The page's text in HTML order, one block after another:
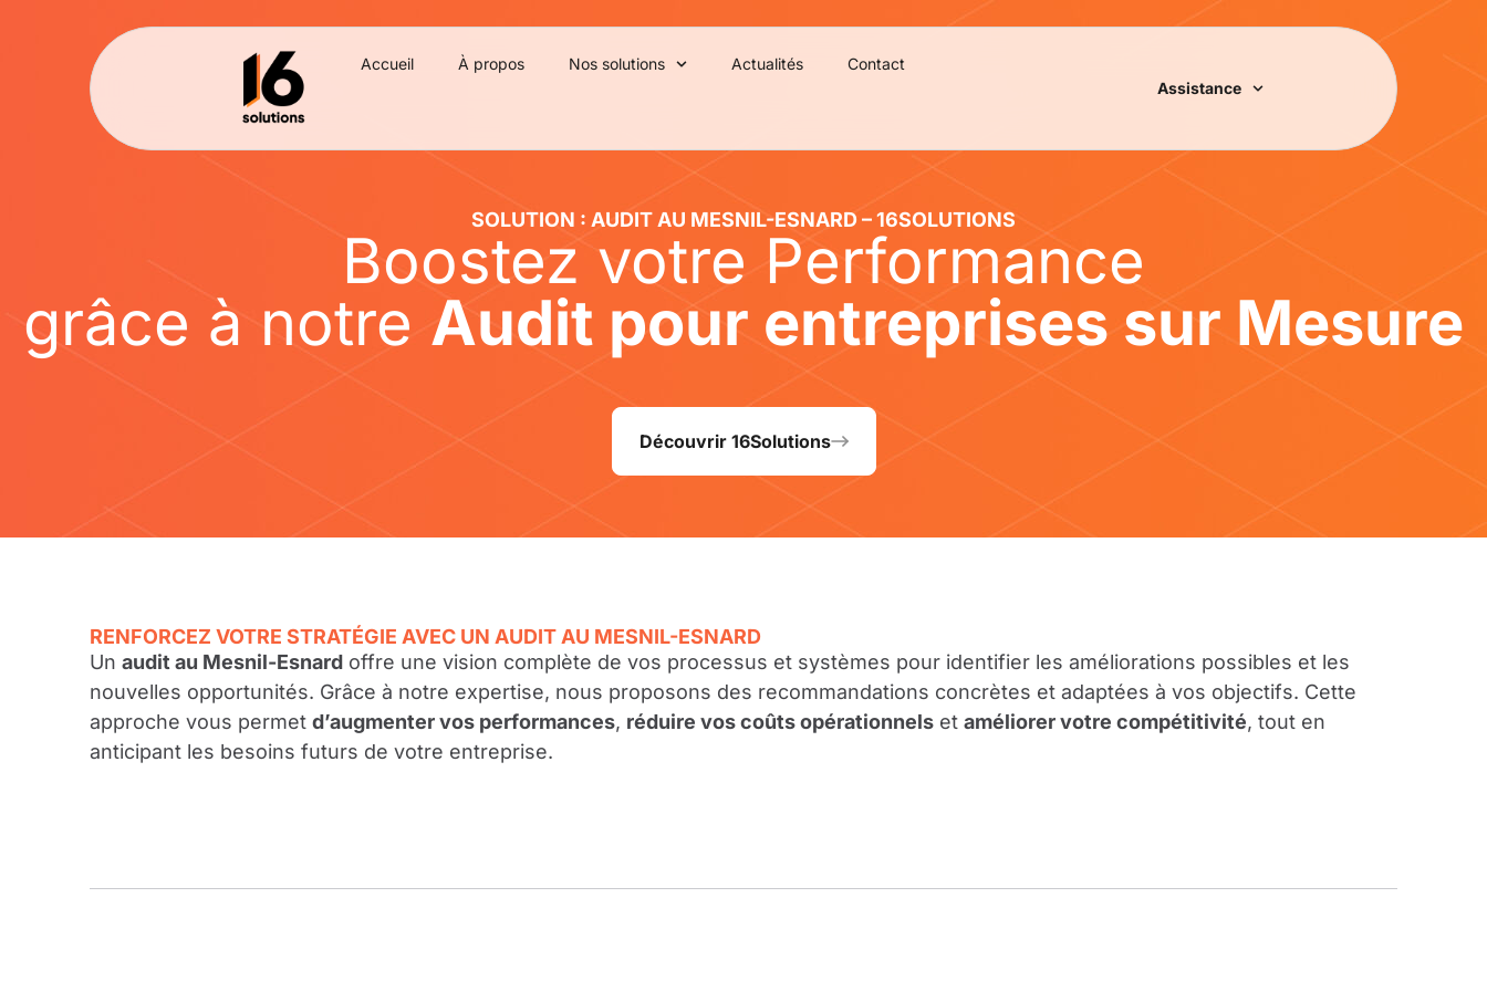
Accueil À propos Nos solutions Actualités
Contact
Assistance
SOLUTION : AUDIT AU MESNIL-ESNARD – 16SOLUTIONS
Boostez votre Performance
grâce à notreAudit pour entreprises sur Mesure
Découvrir 16Solutions
RENFORCEZ VOTRE STRATÉGIE AVEC UN AUDIT AU MESNIL-ESNARD
Un audit au Mesnil-Esnardoffre une vision complète de vos processus et systèmes pour identifier les améliorations possibles et les
nouvelles opportunités. Grâce à notre expertise, nous proposons des recommandations concrètes et adaptées à vos objectifs. Cette
approche vous permet d’augmenter vos performances, réduire vos coûts opérationnelset améliorer votre compétitivité, tout en
anticipant les besoins futurs de votre entreprise.